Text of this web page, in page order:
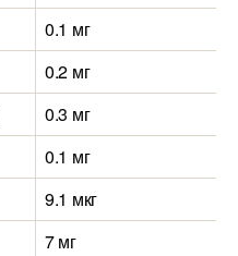
0.1 мг
0.2 мг
0.3 мг
0.1 мг
9.1 мкг
7 мг